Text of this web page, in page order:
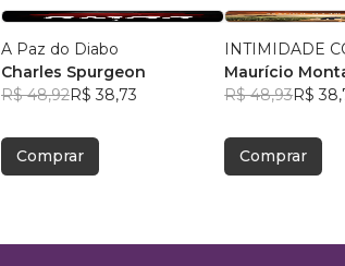
A Paz do Diabo
Charles Spurgeon
R$ 48,92R$ 38,73
Comprar
INTIMIDADE
Maurício
R$ 48,93R$
Comprar